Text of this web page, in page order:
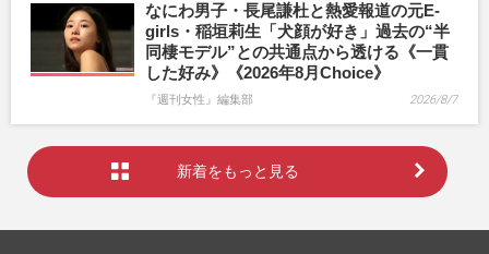
なにわ男子・長尾謙杜と熱愛報道の元E-
girls・稲垣莉生「犬顔が好き」過去の“半
同棲モデル”との共通点から透ける《一貫
した好み》《2026年8月Choice》
『週刊女性』編集部 2026/8/7
新着をもっと見る